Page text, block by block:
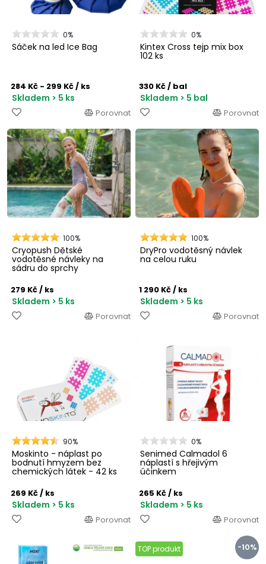
0%
Sáček na led Ice Bag
284 Kč - 299 Kč/ ks
Skladem > 5 ks
Porovnat
0%
Kintex Cross tejp mix box
102 ks
330 Kč/ bal
Skladem > 5 bal
Porovnat
100%
Cryopush Dětské
vodotěsné návleky na
sádru do sprchy
279 Kč/ ks
Skladem > 5 ks
Porovnat
100%
DryPro vodotěsný návlek
na celou ruku
1 290 Kč/ ks
Skladem > 5 ks
Porovnat
90%
Moskinto - náplast po
bodnutí hmyzem bez
chemických látek - 42 ks
269 Kč/ ks
Skladem > 5 ks
Porovnat
0%
Senimed Calmadol 6
náplastí s hřejivým
účinkem
265 Kč/ ks
Skladem > 5 ks
Porovnat
-10%
TOP produkt